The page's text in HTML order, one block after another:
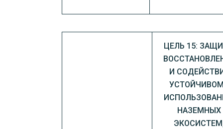
ЦЕЛЬ 15:
И
НАЗЕМНЫХ